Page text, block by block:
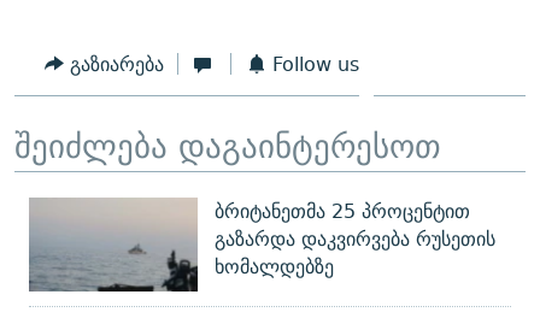
გაზიარება Follow us
შეიძლება დაგაინტერესოთ
ბრიტანეთმა 25 პროცენტით
გაზარდა დაკვირვება რუსეთის
ხომალდებზე